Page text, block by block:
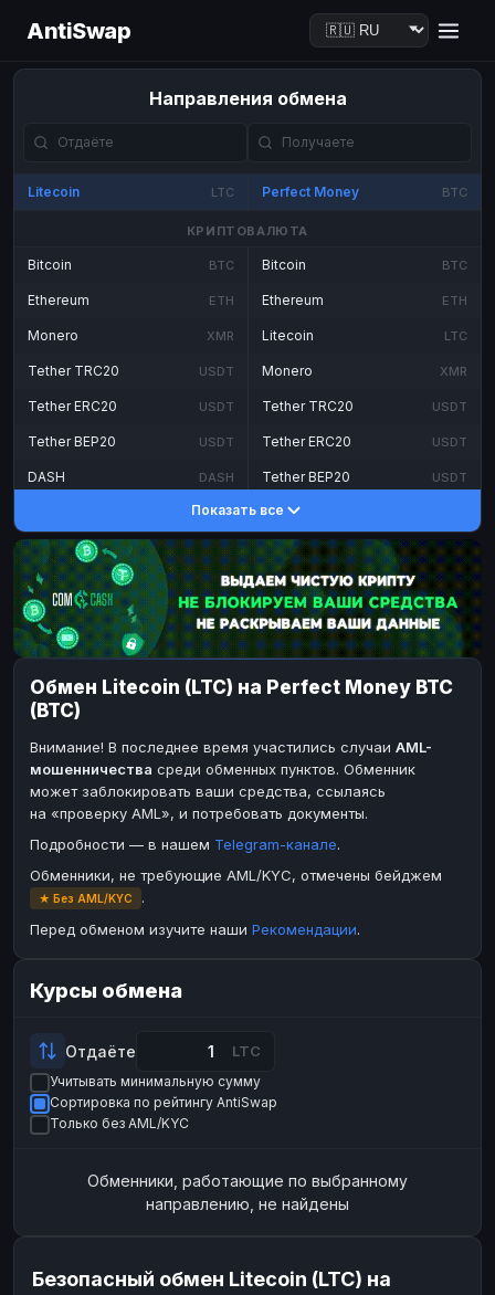
AntiSwap
Направления обмена
Litecoin LTC Perfect Money BTC
КРИПТОВАЛЮТА
Bitcoin BTC
Ethereum ETH
Monero XMR
Tether TRC20 USDT
Tether ERC20 USDT
Tether BEP20 USDT
DASH DASH
TON
Dogecoin DOGE
TRX TRON
Bitcoin Cash BCH
BinanceCoin BEP20
Ether Classic ETC
Solana
XRP
Bitcoin BTC
Ethereum ETH
Litecoin LTC
Monero XMR
Tether TRC20 USDT
Tether ERC20 USDT
Tether BEP20 USDT
DASH
Toncoin TON
Dogecoin DOGE
TRX TRON
Bitcoin Cash BCH
BinanceCoin BEP20
Ripple
Paxum USD
Perfect Money
Payoneer USD
ЮMoney RUB
Paxum
Payoneer
БАЛАНСЫ КРИПТОБИРЖ
Binance
RUB СБЕР
Показать все
Обмен Litecoin (LTC) на Perfect Money BTC
(BTC)
Внимание! В последнее время участились случаи AML-
мошенничества среди обменных пунктов. Обменник
может заблокировать ваши средства, ссылаясь
на «проверку AML», и потребовать документы.
Подробности — в нашем Telegram-канале.
Обменники, не требующие AML/KYC, отмечены бейджем
★ Без AML/KYC
.
Перед обменом изучите наши Рекомендации.
Курсы обмена
Отдаёте LTC
Учитывать минимальную сумму
Сортировка по рейтингу AntiSwap
Только без AML/KYC
Обменники, работающие по выбранному
направлению, не найдены
Безопасный обмен Litecoin (LTC) на